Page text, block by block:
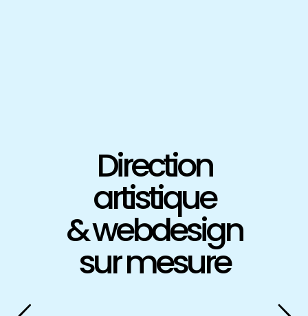
Direction
artistique
& webdesign
sur mesure